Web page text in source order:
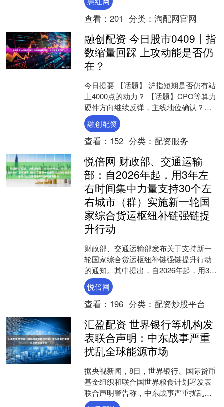
查看： 201 分类： 淘配网官网
融创配资 今日股市0409丨指
数缩量回踩 上攻动能是否仍
在？
今日提要 【话题】 沪指短期是否仍有站
上4000点的动力？ 【话题】CPO等算力
硬件方向继续反弹，主线地位确认？
【观点】陈文：大盘强势修复后震荡，
上证4000....
融创配资
查看： 152 分类： 配资服务
悦倍网 财政部、交通运输
部：自2026年起，用3年左
右时间集中力量支持30个左
右城市（群）实施新一轮国
家综合货运枢纽补链强链提
升行动
财政部、交通运输部发布关于支持新一
轮国家综合货运枢纽补链强链提升行动
的通知。其中提出，自2026年起，用3年
左右时间集中力量支持30个左右城市
（群）实施新一轮国....
悦倍网
查看： 196 分类： 配资炒股平台
汇盈配资 世界银行等机构发
表联合声明：中东战事严重
扰乱全球能源市场
据央视新闻，8日，世界银行、国际货币
基金组织和联合国世界粮食计划署发表
联合声明警告称，中东战事严重扰乱全
球能源市场。石油、天然气和化肥价格